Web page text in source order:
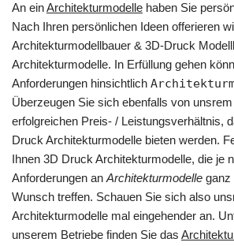
An einArchitekturmodelle haben Sie
Nach Ihren persönlichen Ideen offerieren
Architekturmodellbauer & 3D-Druck
Architekturmodelle. In Erfüllung gehen
Anforderungen hinsichtlich
Überzeugen Sie sich ebenfalls von
erfolgreichen Preis- / Leistungsverhältnis,
Druck Architekturmodelle bieten werden.
Ihnen 3D Druck Architekturmodelle, die je
Anforderungen an Architekturmodelle ganz
Wunsch treffen. Schauen Sie sich also
Architekturmodelle mal eingehender an.
unserem Betriebe finden Sie das